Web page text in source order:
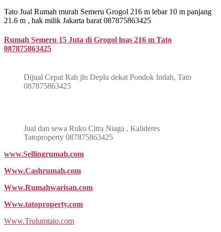
Tato Jual Rumah murah Semeru Grogol 216 m lebar 10 m panjang
21.6 m , hak milik Jakarta barat 087875863425
Rumah Semeru 15 Juta di Grogol luas 216 m Tato
087875863425
Dijual Cepat Rah jln Deplu dekat Pondok Indah, Tato
087875863425
Jual dan sewa Ruko Citra Niaga , Kalideres
Tatoproperty 087875863425
www.Sellingrumah.com
Www.Cashrumah.com
Www.Rumahwarisan.com
Www.tatoproperty.com
Www.Trulumtato.com